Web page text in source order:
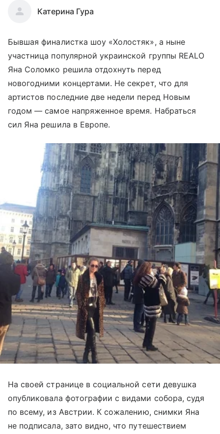
Катерина Гура
Бывшая финалистка шоу «Холостяк», а ныне
участница популярной украинской группы REALO
Яна Соломко решила отдохнуть перед
новогодними концертами. Не секрет, что для
артистов последние две недели перед Новым
годом — самое напряженное время. Набраться
сил Яна решила в Европе.
На своей странице в социальной сети девушка
опубликовала фотографии с видами собора, судя
по всему, из Австрии. К сожалению, снимки Яна
не подписала, зато видно, что путешествием